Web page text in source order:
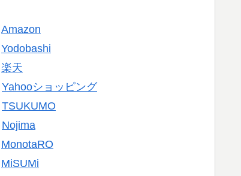
Amazon
Yodobashi
楽天
Yahooショッピング
TSUKUMO
Nojima
MonotaRO
MiSUMi